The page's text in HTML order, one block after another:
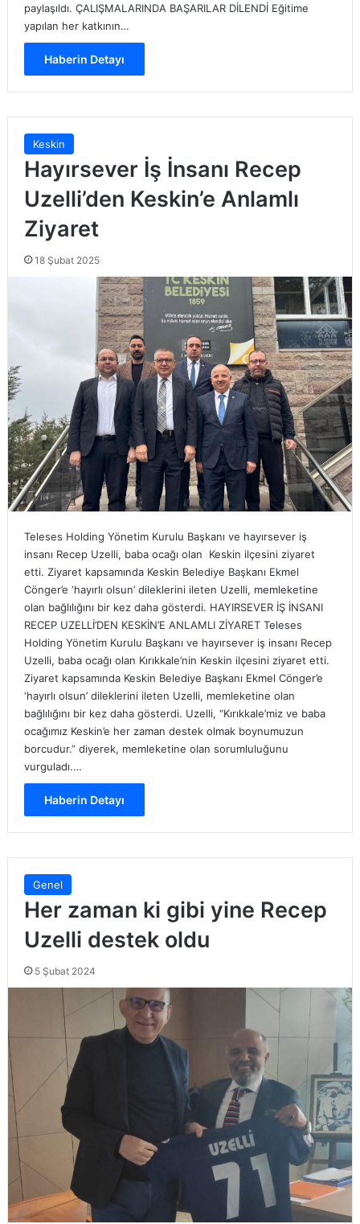
paylaşıldı. ÇALIŞMALARINDA BAŞARILAR DİLENDİ Eğitime
yapılan her katkının…
Haberin Detayı
Keskin
Hayırsever İş İnsanı Recep
Uzelli’den Keskin’e Anlamlı
Ziyaret
18 Şubat 2025
Teleses Holding Yönetim Kurulu Başkanı ve hayırsever iş
insanı Recep Uzelli, baba ocağı olan Keskin ilçesini ziyaret
etti. Ziyaret kapsamında Keskin Belediye Başkanı Ekmel
Cönger’e ‘hayırlı olsun’ dileklerini ileten Uzelli, memleketine
olan bağlılığını bir kez daha gösterdi. HAYIRSEVER İŞ İNSANI
RECEP UZELLİ’DEN KESKİN’E ANLAMLI ZİYARET Teleses
Holding Yönetim Kurulu Başkanı ve hayırsever iş insanı Recep
Uzelli, baba ocağı olan Kırıkkale’nin Keskin ilçesini ziyaret etti.
Ziyaret kapsamında Keskin Belediye Başkanı Ekmel Cönger’e
‘hayırlı olsun’ dileklerini ileten Uzelli, memleketine olan
bağlılığını bir kez daha gösterdi. Uzelli, “Kırıkkale’miz ve baba
ocağımız Keskin’e her zaman destek olmak boynumuzun
borcudur.” diyerek, memleketine olan sorumluluğunu
vurguladı.…
Haberin Detayı
Genel
Her zaman ki gibi yine Recep
Uzelli destek oldu
5 Şubat 2024